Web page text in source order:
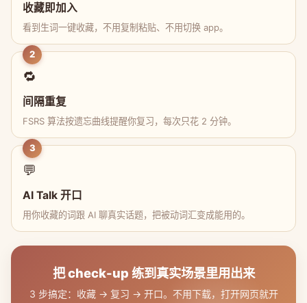
收藏即加入
看到生词一键收藏，不用复制粘贴、不用切换 app。
2
🔁
间隔重复
FSRS 算法按遗忘曲线提醒你复习，每次只花 2 分钟。
3
💬
AI Talk 开口
用你收藏的词跟 AI 聊真实话题，把被动词汇变成能用的。
把 check-up 练到真实场景里用出来
3 步搞定：收藏 → 复习 → 开口。不用下载，打开网页就开